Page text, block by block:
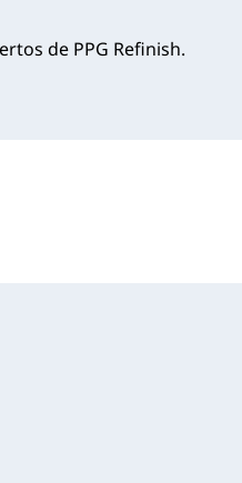
de PPG Refinish.